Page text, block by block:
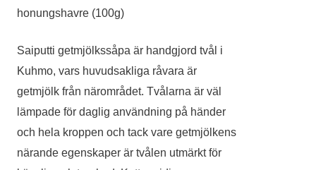
honungshavre (100g)
Saiputti getmjölkssåpa är handgjord tvål i
Kuhmo, vars huvudsakliga råvara är
getmjölk från närområdet. Tvålarna är väl
lämpade för daglig användning på händer
och hela kroppen och tack vare getmjölkens
närande egenskaper är tvålen utmärkt för